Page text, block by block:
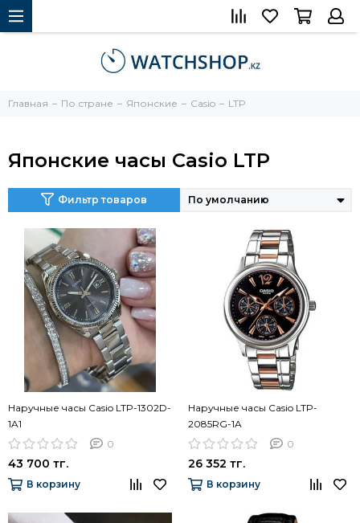
Главная По стране Японские Casio LTP
Японские часы Casio LTP
Фильтр товаров
Наручные часы Casio LTP-1302D-
1A1
0
43 700 тг.
В корзину
Наручные часы Casio LTP-
2085RG-1A
0
26 352 тг.
В корзину